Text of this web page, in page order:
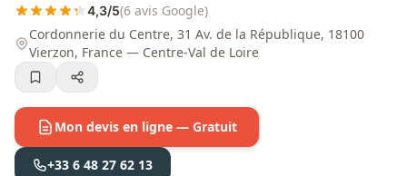
4,3/5(6 avis Google)
Cordonnerie du Centre, 31 Av. de la République, 18100
Vierzon, France — Centre-Val de Loire
Mon devis en ligne — Gratuit
+33 6 48 27 62 13